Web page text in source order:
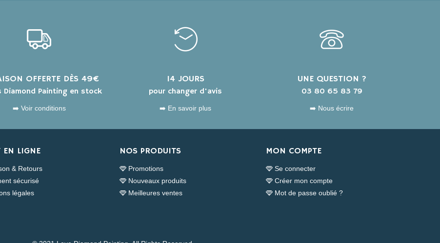
OFFERTE DÈS 49€
Diamond Painting en stock
➡️ Voir conditions
14 JOURS
pour changer d'avis
➡️ En savoir plus
UNE QUESTION ?
03 80 65 83 79
➡️ Nous écrire
EN LIGNE
& Retours
sécurisé
légales
NOS PRODUITS
Promotions
Nouveaux produits
Meilleures ventes
MON COMPTE
Se connecter
Créer mon compte
Mot de passe oublié ?